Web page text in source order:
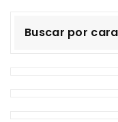
Buscar por